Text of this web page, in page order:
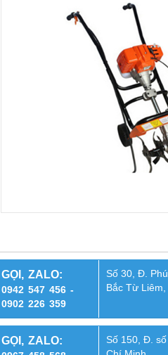
GỌI, ZALO:
0942 547 456 -
0902 226 359
Số 30, Đ.
Bắc Từ
GỌI, ZALO:
Số 150, Đ.